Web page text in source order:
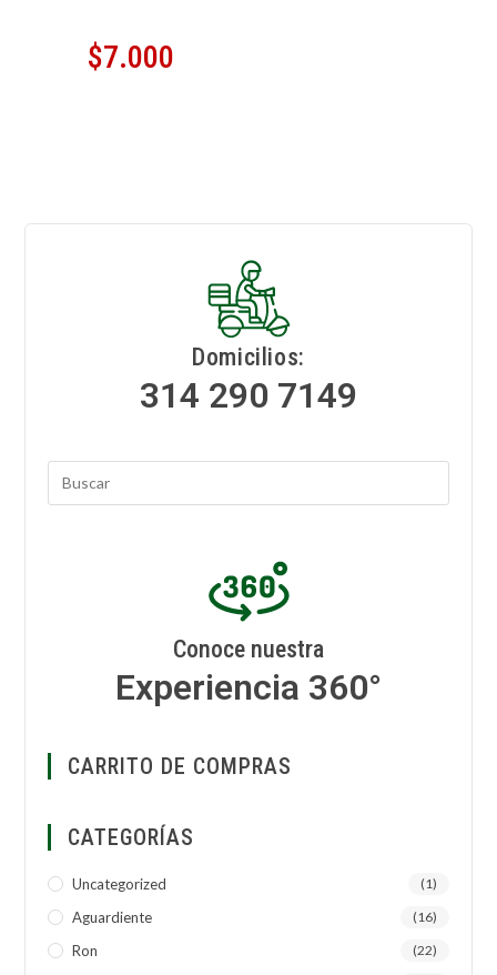
$7.000
Domicilios:
314 290 7149
Conoce nuestra
Experiencia 360°
CARRITO DE COMPRAS
CATEGORÍAS
Uncategorized (1)
Aguardiente (16)
Ron (22)